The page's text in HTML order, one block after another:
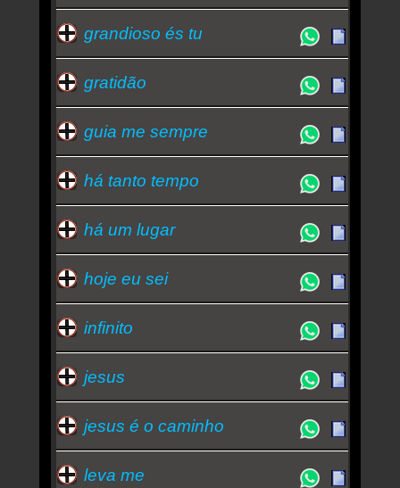
grandioso és tu
gratidão
guia me sempre
há tanto tempo
há um lugar
hoje eu sei
infinito
jesus
jesus é o caminho
leva me